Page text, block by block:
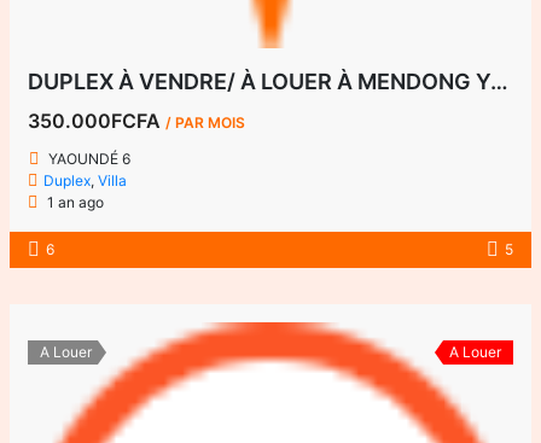
DUPLEX À VENDRE/ À LOUER À MENDONG YAOUNDÉ 6
350.000FCFA / PAR MOIS
YAOUNDÉ 6
Duplex,Villa
1 an ago
6 5
A Louer A Louer